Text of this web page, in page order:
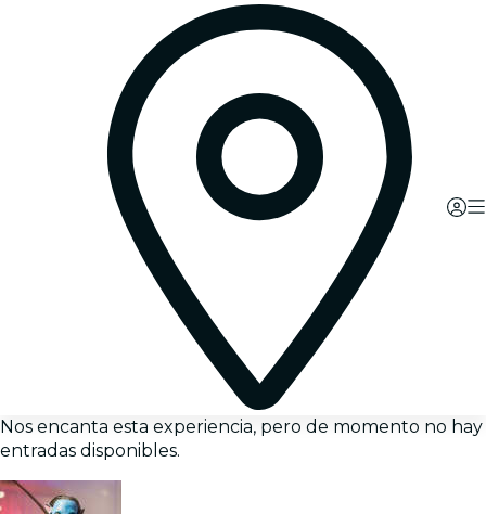
Nos encanta esta experiencia, pero de momento no hay
entradas disponibles.